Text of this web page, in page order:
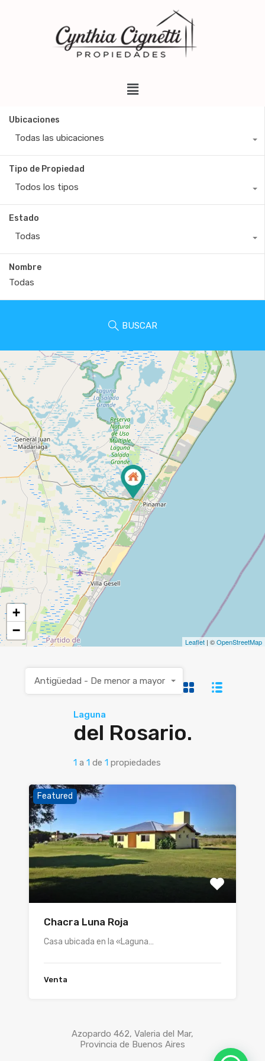
Ubicaciones
Todas las ubicaciones
Tipo de Propiedad
Todos los tipos
Estado
Todas
Nombre
BUSCAR
+
−
Leaflet | ©OpenStreetMap
Laguna
del Rosario.
1 a 1 de 1 propiedades
Antigüedad - De menor a mayor
Featured
Chacra Luna Roja
Casa ubicada en la «Laguna…
Venta
Azopardo 462, Valeria del Mar,
Provincia de Buenos Aires